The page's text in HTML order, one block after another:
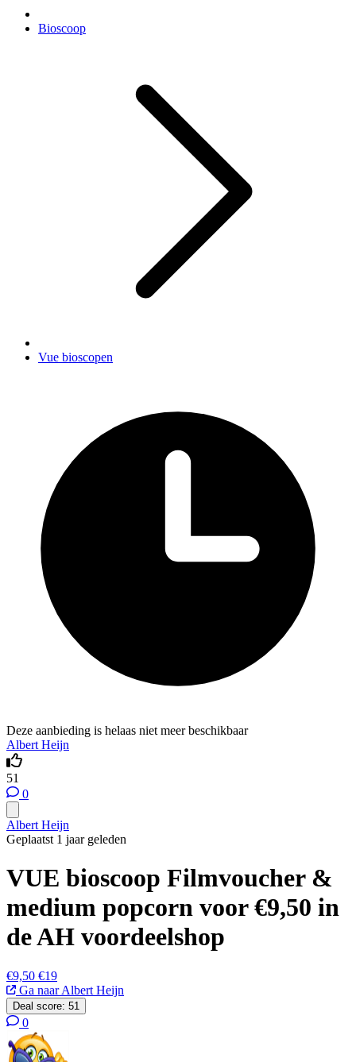
Bioscoop
Vue bioscopen
Deze aanbieding is helaas niet meer beschikbaar
Albert Heijn
51
0
Albert Heijn
Geplaatst 1 jaar geleden
VUE bioscoop Filmvoucher &
medium popcorn voor €9,50 in
de AH voordeelshop
€9,50 €19
Ga naar Albert Heijn
Deal score: 51
0